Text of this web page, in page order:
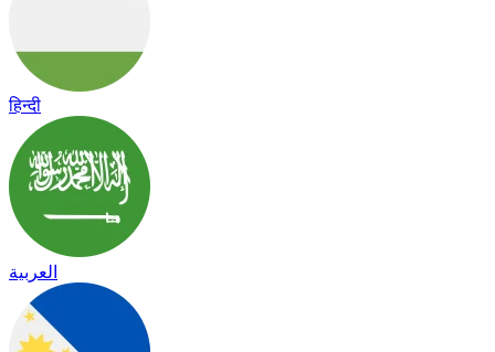
हिन्दी
العربية